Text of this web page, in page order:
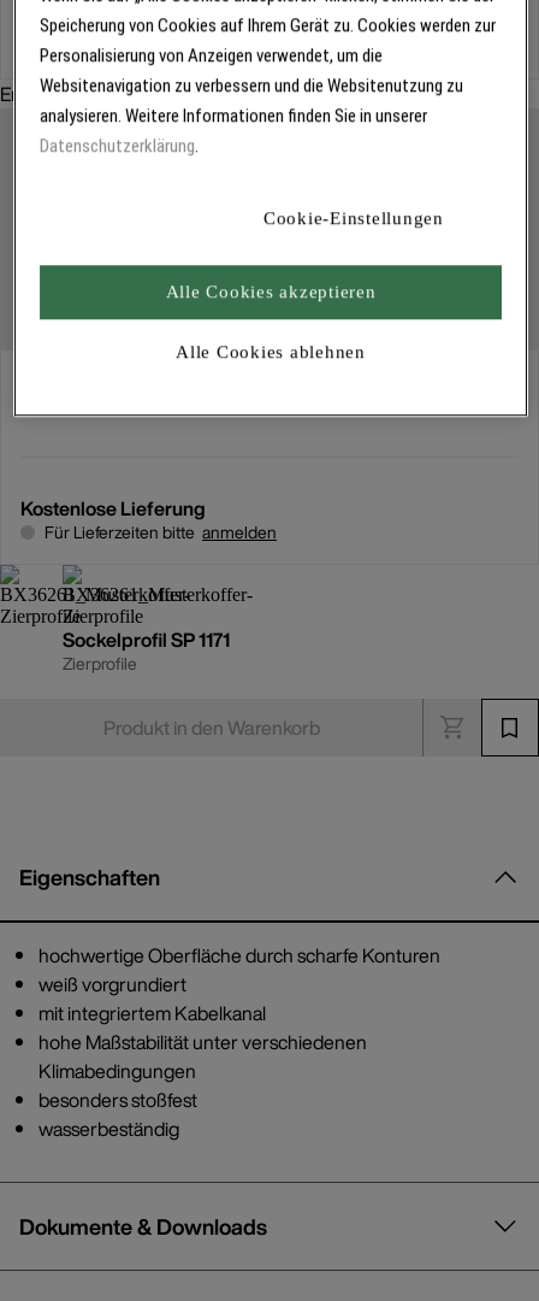
Stück
Empfohlenes Zubehör:
Kostenlose Lieferung
Für Lieferzeiten bitte anmelden
Sockelprofil SP 1171
Zierprofile
Produkt in den Warenkorb
Eigenschaften
hochwertige Oberfläche durch scharfe Konturen
weiß vorgrundiert
mit integriertem Kabelkanal
hohe Maßstabilität unter verschiedenen
Klimabedingungen
besonders stoßfest
wasserbeständig
Dokumente & Downloads
Speicherung von Cookies auf Ihrem Gerät zu. Cookies werden zur
Personalisierung von Anzeigen verwendet, um die
Websitenavigation zu verbessern und die Websitenutzung zu
analysieren. Weitere Informationen finden Sie in unserer
Datenschutzerklärung.
Cookie-Einstellungen
Alle Cookies ablehnen
Alle Cookies akzeptieren